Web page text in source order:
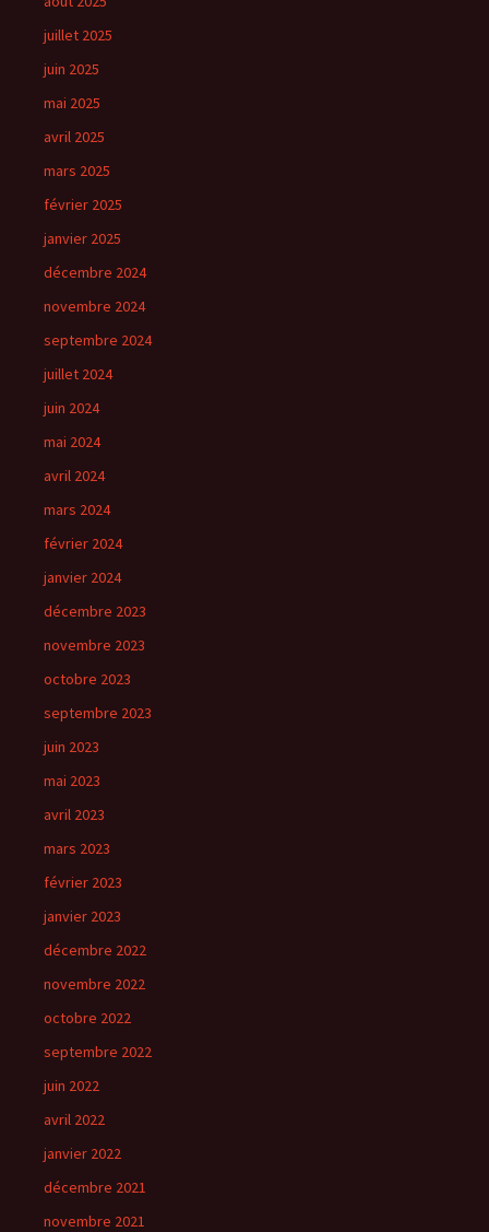
juillet 2025
juin 2025
mai 2025
avril 2025
mars 2025
février 2025
janvier 2025
décembre 2024
novembre 2024
septembre 2024
juillet 2024
juin 2024
mai 2024
avril 2024
mars 2024
février 2024
janvier 2024
décembre 2023
novembre 2023
octobre 2023
septembre 2023
juin 2023
mai 2023
avril 2023
mars 2023
février 2023
janvier 2023
décembre 2022
novembre 2022
octobre 2022
septembre 2022
juin 2022
avril 2022
janvier 2022
décembre 2021
novembre 2021